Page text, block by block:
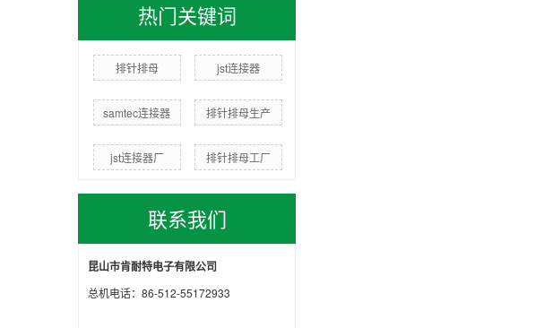
热门关键词
排针排母 jst连接器
samtec连接器 排针排母生产
jst连接器厂 排针排母工厂
联系我们
昆山市肯耐特电子有限公司
总机电话：86-512-55172933